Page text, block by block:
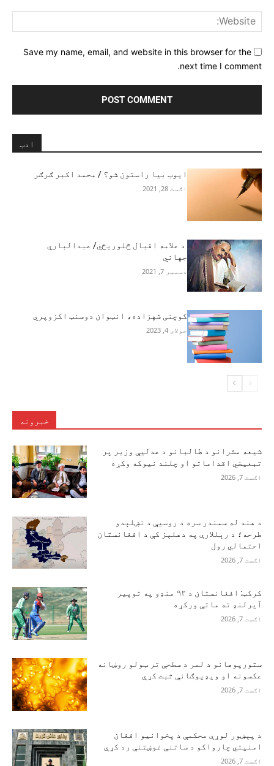
Save my name, email, and website in this browser for the
next time I comment.
ادب
ايوب بيا راستون شو؟ / محمد اکبر ګرګر
اګست 28, 2021
د علامه اقبال څلوریځي/ عبدالباري
جهاني
دسمبر 7, 2021
کوچنی شهزاده، انټوان دوسنټ اکزوپري
جولای 4, 2023
خبرونه
شیعه مشرانو د طالبانو د عدلیې وزیر پر
تبعیضي اقداماتو او چلند نیوکه وکړه
اګست 7, 2026
د هند له سمندر سره د روسیې د نښلېدو
طرحه؛ د رېللارې په دهلېز کې د افغانستان
احتمالي رول
اګست 7, 2026
کرکټ: افغانستان د ۹۲ منډو په توپیر
آیرلنډ ته ماتې ورکړه
اګست 7, 2026
ستورپوهانو د لمر د سطحې تر ټولو روښانه
عکسونه او ویډیوګانې ثبت کړې
اګست 7, 2026
د پېښور لوړې محکمې د پخوانیو افغان
امنیتي چارواکو د ساتنې غوښتنې رد کړې
اګست 7, 2026